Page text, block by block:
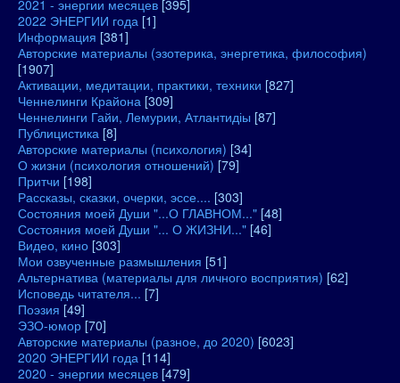
2021 - энергии месяцев [395]
2022 ЭНЕРГИИ года [1]
Информация [381]
Авторские материалы (эзотерика, энергетика, философия)
[1907]
Активации, медитации, практики, техники [827]
Ченнелинги Крайона [309]
Ченнелинги Гайи, Лемурии, Атлантидіы [87]
Публицистика [8]
Авторские материалы (психология) [34]
О жизни (психология отношений) [79]
Притчи [198]
Рассказы, сказки, очерки, эссе.... [303]
Состояния моей Души "...О ГЛАВНОМ..." [48]
Состояния моей Души "... О ЖИЗНИ..." [46]
Видео, кино [303]
Мои озвученные размышления [51]
Альтернатива (материалы для личного восприятия) [62]
Исповедь читателя... [7]
Поэзия [49]
ЭЗО-юмор [70]
Авторские материалы (разное, до 2020) [6023]
2020 ЭНЕРГИИ года [114]
2020 - энергии месяцев [479]